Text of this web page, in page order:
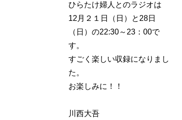
ひらたけ婦人とのラジオは
12月２１日（日）と28日
（日）の22:30～23：00で
す。
すごく楽しい収録になりまし
た。
お楽しみに！！
川西大吾